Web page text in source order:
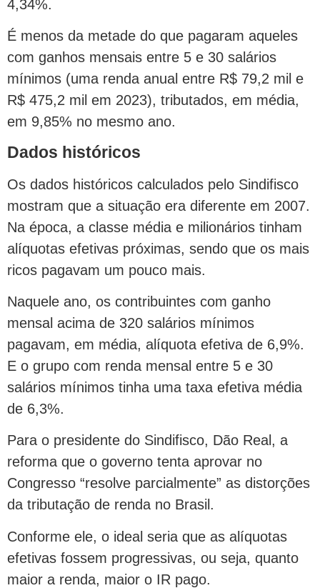
4,34%.
É menos da metade do que pagaram aqueles
com ganhos mensais entre 5 e 30 salários
mínimos (uma renda anual entre R$ 79,2 mil e
R$ 475,2 mil em 2023), tributados, em média,
em 9,85% no mesmo ano.
Dados históricos
Os dados históricos calculados pelo Sindifisco
mostram que a situação era diferente em 2007.
Na época, a classe média e milionários tinham
alíquotas efetivas próximas, sendo que os mais
ricos pagavam um pouco mais.
Naquele ano, os contribuintes com ganho
mensal acima de 320 salários mínimos
pagavam, em média, alíquota efetiva de 6,9%.
E o grupo com renda mensal entre 5 e 30
salários mínimos tinha uma taxa efetiva média
de 6,3%.
Para o presidente do Sindifisco, Dão Real, a
reforma que o governo tenta aprovar no
Congresso “resolve parcialmente” as distorções
da tributação de renda no Brasil.
Conforme ele, o ideal seria que as alíquotas
efetivas fossem progressivas, ou seja, quanto
maior a renda, maior o IR pago.